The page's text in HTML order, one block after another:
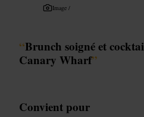
Image /
“Brunch soigné et
Canary Wharf”
Convient pour